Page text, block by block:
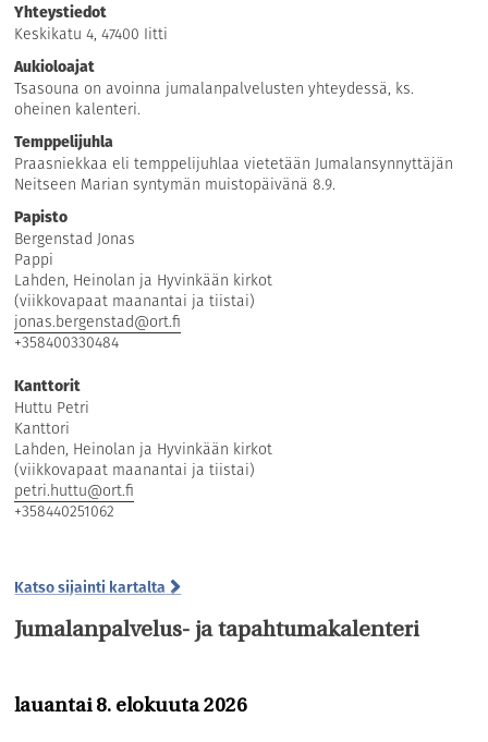
Yhteystiedot
Keskikatu 4, 47400 Iitti
Aukioloajat
Tsasouna on avoinna jumalanpalvelusten yhteydessä, ks.
oheinen kalenteri.
Temppelijuhla
Praasniekkaa eli temppelijuhlaa vietetään Jumalansynnyttäjän
Neitseen Marian syntymän muistopäivänä 8.9.
Papisto
Bergenstad Jonas
Pappi
Lahden, Heinolan ja Hyvinkään kirkot
(viikkovapaat maanantai ja tiistai)
jonas.bergenstad@ort.fi
+358400330484
Kanttorit
Huttu Petri
Kanttori
Lahden, Heinolan ja Hyvinkään kirkot
(viikkovapaat maanantai ja tiistai)
petri.huttu@ort.fi
+358440251062
Katso sijainti kartalta
Jumalanpalvelus- ja tapahtumakalenteri
lauantai 8. elokuuta 2026